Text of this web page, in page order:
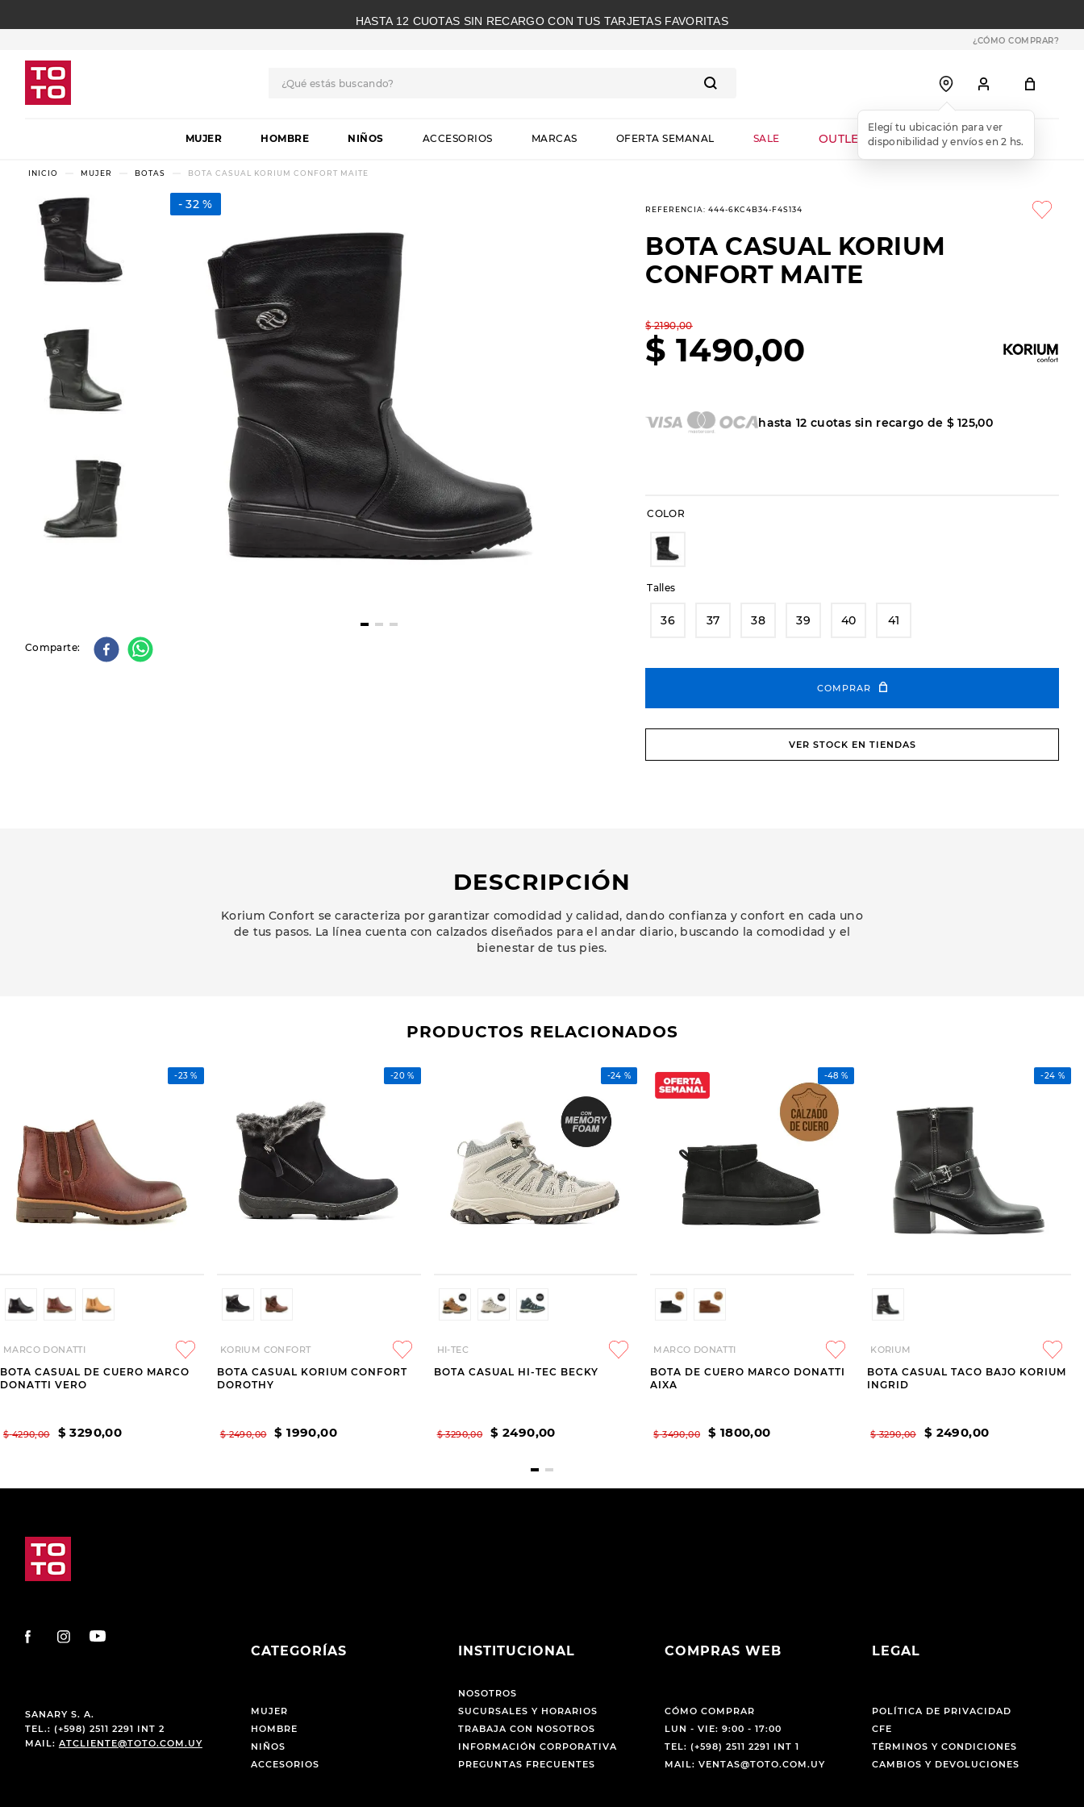
HASTA 12 CUOTAS SIN RECARGO CON TUS TARJETAS FAVORITAS
¿CÓMO COMPRAR?
MUJER HOMBRE NIÑOS ACCESORIOS MARCAS OFERTA SEMANAL SALE OUTLET WEB
MUJER BOTAS BOTA CASUAL KORIUM CONFORT MAITE
32 %
Comparte
REFERENCIA:444-6KC4B34-F4S134
BOTA CASUAL KORIUM
CONFORT MAITE
$ 2190,00
$ 1490,00
hasta12 cuotas sin recargo de $ 125,00
COLOR
Talles
36 37 38 39 40 41
COMPRAR
VER STOCK EN TIENDAS
DESCRIPCIÓN
Korium Confort se caracteriza por garantizar comodidad y calidad, dando confianza y confort en cada uno
de tus pasos. La línea cuenta con calzados diseñados para el andar diario, buscando la comodidad y el
bienestar de tus pies.
PRODUCTOS RELACIONADOS
-23 %
MARCO DONATTI
BOTA CASUAL DE CUERO MARCO
DONATTI VERO
$ 4290,00 $ 3290,00
-20 %
KORIUM CONFORT
BOTA CASUAL KORIUM CONFORT
DOROTHY
$ 2490,00 $ 1990,00
-24 %
HI-TEC
BOTA CASUAL HI-TEC BECKY
$ 3290,00 $ 2490,00
-48 %
MARCO DONATTI
BOTA DE CUERO MARCO DONATTI
AIXA
$ 3490,00 $ 1800,00
-24 %
KORIUM
BOTA CASUAL TACO BAJO KORIUM
INGRID
$ 3290,00 $ 2490,00
SANARY S. A.
TEL.: (+598) 2511 2291 INT 2
MAIL: ATCLIENTE@TOTO.COM.UY
CATEGORÍAS
MUJER
HOMBRE
NIÑOS
ACCESORIOS
INSTITUCIONAL
NOSOTROS
SUCURSALES Y HORARIOS
TRABAJA CON NOSOTROS
INFORMACIÓN CORPORATIVA
PREGUNTAS FRECUENTES
COMPRAS WEB
CÓMO COMPRAR
LUN - VIE: 9:00 - 17:00
TEL: (+598) 2511 2291 INT 1
MAIL: VENTAS@TOTO.COM.UY
LEGAL
POLÍTICA DE PRIVACIDAD
CFE
TÉRMINOS Y CONDICIONES
CAMBIOS Y DEVOLUCIONES
1.
botas
2 .
skechers
3.
botas mujer
6
americansport
7.
sandalias
.
hitec
slip-ins
botas dama